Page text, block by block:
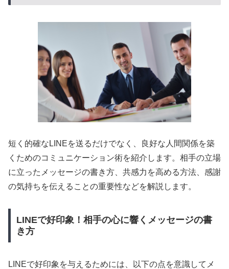
短く的確なLINEを送るだけでなく、良好な人間関係を築
くためのコミュニケーション術を紹介します。相手の立場
に立ったメッセージの書き方、共感力を高める方法、感謝
の気持ちを伝えることの重要性などを解説します。
LINEで好印象！相手の心に響くメッセージの書
き方
LINEで好印象を与えるためには、以下の点を意識してメ